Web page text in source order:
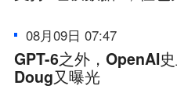
08月09日 07:47
GPT-6之外，OpenAI
Doug又曝光